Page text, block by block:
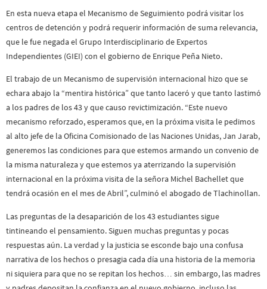
En esta nueva etapa el Mecanismo de Seguimiento podrá visitar los
centros de detención y podrá requerir información de suma relevancia,
que le fue negada el Grupo Interdisciplinario de Expertos
Independientes (GIEI) con el gobierno de Enrique Peña Nieto.
El trabajo de un Mecanismo de supervisión internacional hizo que se
echara abajo la “mentira histórica” que tanto laceró y que tanto lastimó
a los padres de los 43 y que causo revictimización. “Este nuevo
mecanismo reforzado, esperamos que, en la próxima visita le pedimos
al alto jefe de la Oficina Comisionado de las Naciones Unidas, Jan Jarab,
generemos las condiciones para que estemos armando un convenio de
la misma naturaleza y que estemos ya aterrizando la supervisión
internacional en la próxima visita de la señora Michel Bachellet que
tendrá ocasión en el mes de Abril”, culminó el abogado de Tlachinollan.
Las preguntas de la desaparición de los 43 estudiantes sigue
tintineando el pensamiento. Siguen muchas preguntas y pocas
respuestas aún. La verdad y la justicia se esconde bajo una confusa
narrativa de los hechos o presagia cada día una historia de la memoria
ni siquiera para que no se repitan los hechos… sin embargo, las madres